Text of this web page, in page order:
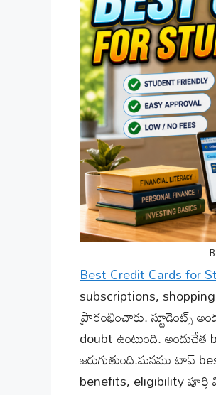
Best Credit Cards for
subscriptions,
ప్రారంభించారు.
doubt ఉంటుంది.
జరుగుతుంది.మనము టాప్
benefits, eligibility